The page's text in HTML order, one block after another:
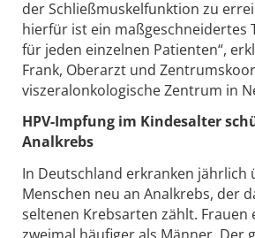
der Schließmuskelfunktion zu
hierfür ist ein maßgeschneidertes
für jeden einzelnen Patienten“,
Frank, Oberarzt und
viszeralonkologische Zentrum in
HPV-Impfung im Kindesalter
Analkrebs
In Deutschland erkranken jährlich
Menschen neu an Analkrebs, der
seltenen Krebsarten zählt. Frauen